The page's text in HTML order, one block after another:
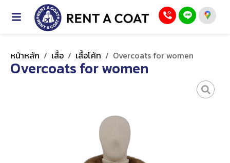
หน้าหลัก / เสื้อ / เสื้อโค้ท / Overcoats for women
Overcoats for women